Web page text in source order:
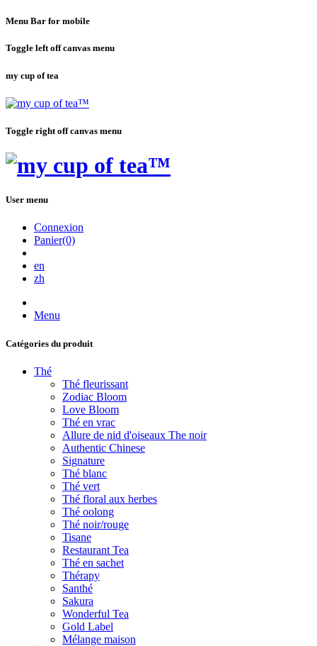
Menu Bar for mobile
Toggle left off canvas menu
my cup of tea
Toggle right off canvas menu
User menu
Connexion
Panier(0)
en
zh
Menu
Catégories du produit
Thé
Thé fleurissant
Zodiac Bloom
Love Bloom
Thé en vrac
Allure de nid d'oiseaux The noir
Authentic Chinese
Signature
Thé blanc
Thé vert
Thé floral aux herbes
Thé oolong
Thé noir/rouge
Tisane
Restaurant Tea
Thé en sachet
Thérapy
Santhé
Sakura
Wonderful Tea
Gold Label
Mélange maison